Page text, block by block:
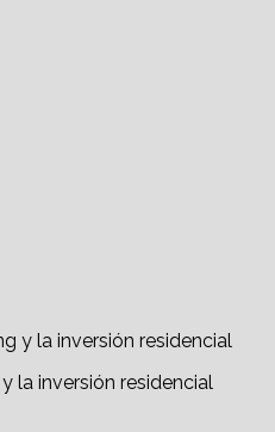
la inversión residencial